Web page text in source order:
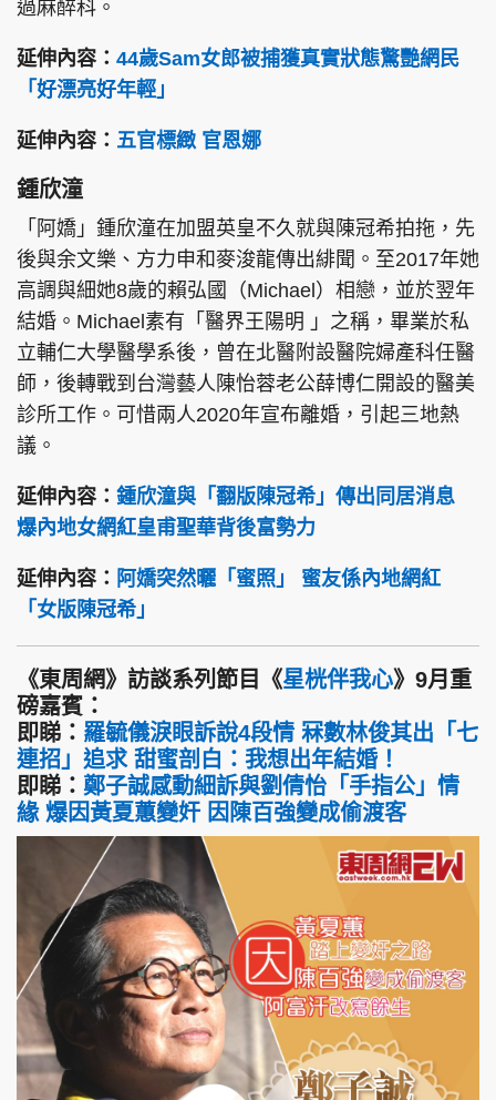
過麻醉科。
延伸內容： 44歲Sam女郎被捕獲真實狀態驚艷網民
「好漂亮好年輕」
延伸內容： 五官標緻 官恩娜
鍾欣潼
「阿嬌」鍾欣潼在加盟英皇不久就與陳冠希拍拖，先
後與余文樂、方力申和麥浚龍傳出緋聞。至2017年她
高調與細她8歲的賴弘國（Michael）相戀，並於翌年
結婚。Michael素有「醫界王陽明 」之稱，畢業於私
立輔仁大學醫學系後，曾在北醫附設醫院婦產科任醫
師，後轉戰到台灣藝人陳怡蓉老公薛博仁開設的醫美
診所工作。可惜兩人2020年宣布離婚，引起三地熱
議。
延伸內容： 鍾欣潼與「翻版陳冠希」傳出同居消息
爆內地女網紅皇甫聖華背後富勢力
延伸內容： 阿嬌突然曬「蜜照」 蜜友係內地網紅
「女版陳冠希」
《東周網》訪談系列節目《星桄伴我心》9月重
磅嘉賓：
即睇： 羅毓儀淚眼訴說4段情 冧數林俊其出「七
連招」追求 甜蜜剖白：我想出年結婚！
即睇： 鄭子誠感動細訴與劉倩怡「手指公」情
緣 爆因黃夏蕙變奸 因陳百強變成偷渡客